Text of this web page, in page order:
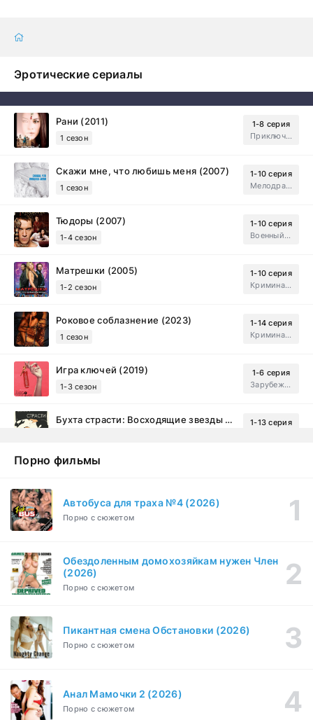
Эротические сериалы
Рани (2011)
1 сезон
1-8 серия
Приключения, Зарубежный, Мелодрама
Скажи мне, что любишь меня (2007)
1 сезон
1-10 серия
Мелодрама, Драма
Тюдоры (2007)
1-4 сезон
1-10 серия
Военный, Исторический, Зарубежный, Мелодрама, Драма
Матрешки (2005)
1-2 сезон
1-10 серия
Криминал, Драма
Роковое соблазнение (2023)
1 сезон
1-14 серия
Криминал, Мистический, Триллер, Драма
Игра ключей (2019)
1-3 сезон
1-6 серия
Зарубежный, Мелодрама, Драма
Бухта страсти: Восходящие звезды (2000)
1-13 серия
Эйфория (2019)
Бисексуалка (2018)
Сутенёры (2023)
1 сезон
1-6 серия
Порно фильмы
Автобуса для траха №4 (2026)
Порно с сюжетом
Обездоленным домохозяйкам нужен Член
(2026)
Порно с сюжетом
Пикантная смена Обстановки (2026)
Порно с сюжетом
Анал Мамочки 2 (2026)
Порно с сюжетом